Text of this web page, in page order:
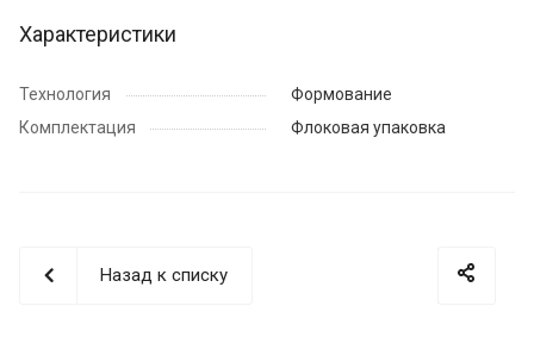
Характеристики
Технология
Формование
Комплектация
Флоковая упаковка
Назад к списку